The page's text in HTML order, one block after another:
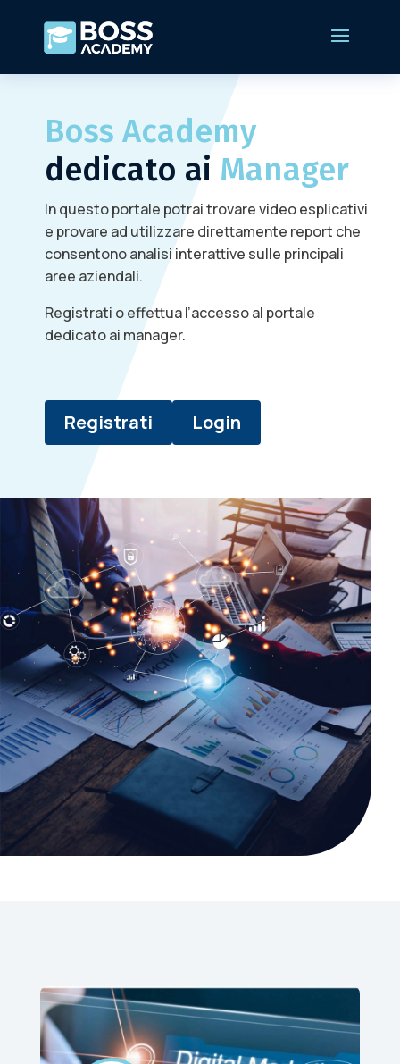
Boss Academy
dedicato ai Manager
In questo portale potrai trovare video esplicativi
e provare ad utilizzare direttamente report che
consentono analisi interattive sulle principali
aree aziendali.
Registrati o effettua l’accesso al portale
dedicato ai manager.
Registrati Login